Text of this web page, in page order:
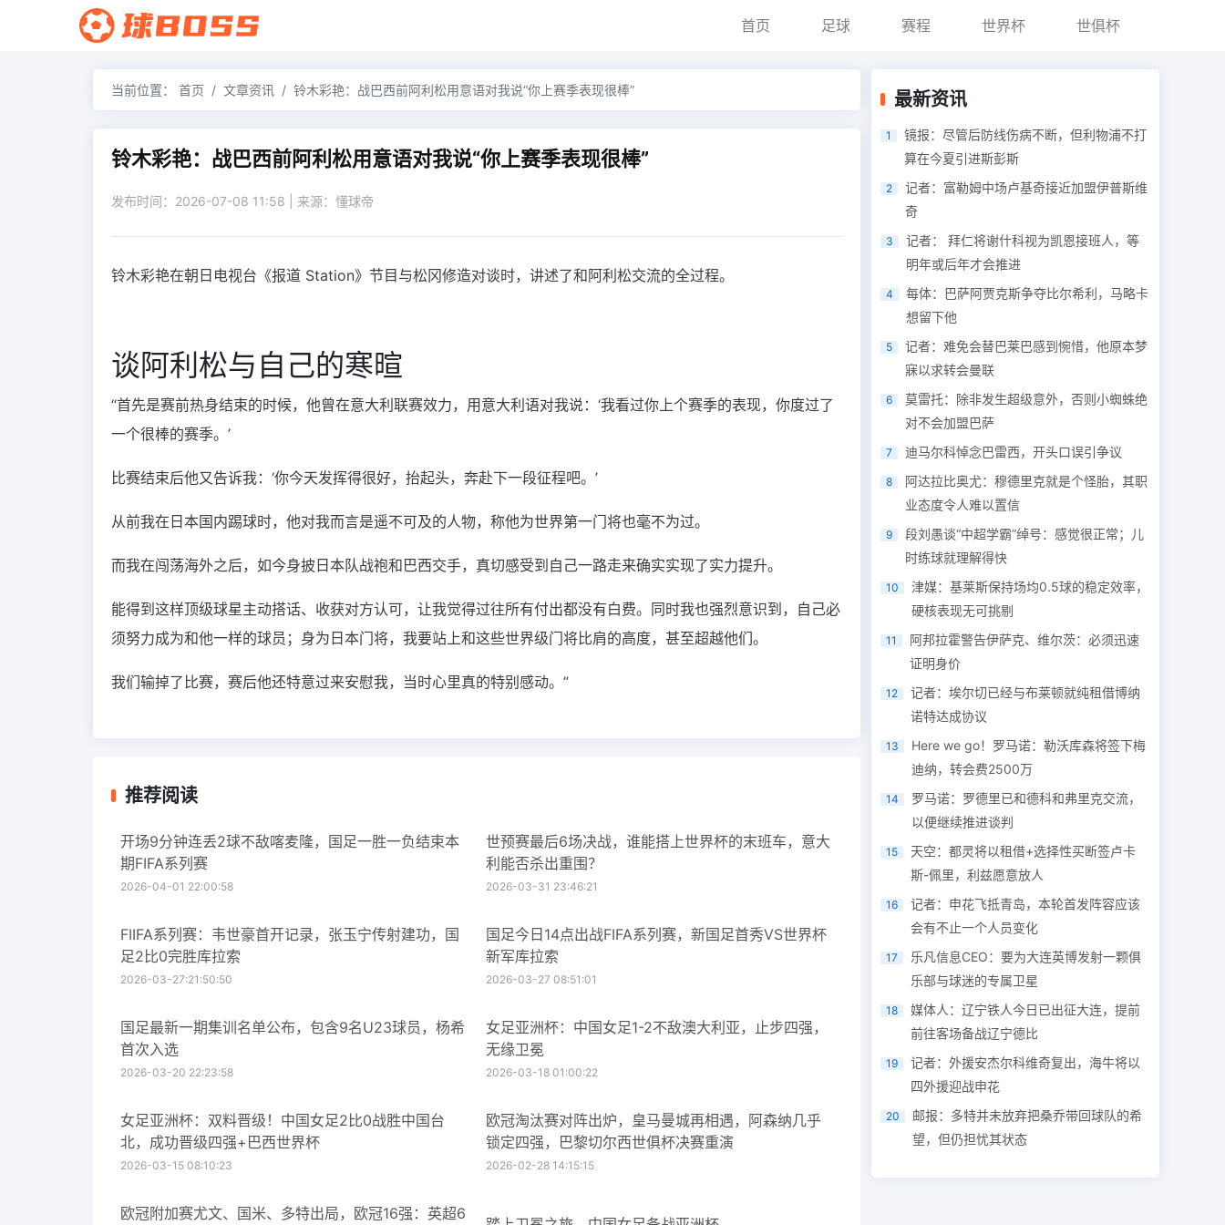
首页 足球 赛程 世界杯 世俱杯
当前位置： 首页 文章资讯 铃木彩艳：战巴西前阿利松用意语对我说“你上赛季表现很棒”
铃木彩艳：战巴西前阿利松用意语对我说“你上赛季表现很棒”
发布时间：2026-07-08 11:58 | 来源：懂球帝
铃木彩艳在朝日电视台《报道 Station》节目与松冈修造对谈时，讲述了和阿利松交流的全过程。
谈阿利松与自己的寒暄
“首先是赛前热身结束的时候，他曾在意大利联赛效力，用意大利语对我说：‘我看过你上个赛季的表现，你度过了
一个很棒的赛季。’
比赛结束后他又告诉我：‘你今天发挥得很好，抬起头，奔赴下一段征程吧。’
从前我在日本国内踢球时，他对我而言是遥不可及的人物，称他为世界第一门将也毫不为过。
而我在闯荡海外之后，如今身披日本队战袍和巴西交手，真切感受到自己一路走来确实实现了实力提升。
能得到这样顶级球星主动搭话、收获对方认可，让我觉得过往所有付出都没有白费。同时我也强烈意识到，自己必
须努力成为和他一样的球员；身为日本门将，我要站上和这些世界级门将比肩的高度，甚至超越他们。
我们输掉了比赛，赛后他还特意过来安慰我，当时心里真的特别感动。”
推荐阅读
开场9分钟连丢2球不敌喀麦隆，国足一胜一负结束本
期FIFA系列赛
2026-04-01 22:00:58
世预赛最后6场决战，谁能搭上世界杯的末班车，意大
利能否杀出重围？
2026-03-31 23:46:21
FIIFA系列赛：韦世豪首开记录，张玉宁传射建功，国
足2比0完胜库拉索
2026-03-27:21:50:50
国足今日14点出战FIFA系列赛，新国足首秀VS世界杯
新军库拉索
2026-03-27 08:51:01
国足最新一期集训名单公布，包含9名U23球员，杨希
首次入选
2026-03-20 22:23:58
女足亚洲杯：中国女足1-2不敌澳大利亚，止步四强，
无缘卫冕
2026-03-18 01:00:22
女足亚洲杯：双料晋级！中国女足2比0战胜中国台
北，成功晋级四强+巴西世界杯
2026-03-15 08:10:23
欧冠淘汰赛对阵出炉，皇马曼城再相遇，阿森纳几乎
锁定四强，巴黎切尔西世俱杯决赛重演
2026-02-28 14:15:15
欧冠附加赛尤文、国米、多特出局，欧冠16强：英超6
最新资讯
1
镜报：尽管后防线伤病不断，但利物浦不打
算在今夏引进斯彭斯
2
记者：富勒姆中场卢基奇接近加盟伊普斯维
奇
3
记者： 拜仁将谢什科视为凯恩接班人，等
明年或后年才会推进
4
每体：巴萨阿贾克斯争夺比尔希利，马略卡
想留下他
5
记者：难免会替巴莱巴感到惋惜，他原本梦
寐以求转会曼联
6
莫雷托：除非发生超级意外，否则小蜘蛛绝
对不会加盟巴萨
7 迪马尔科悼念巴雷西，开头口误引争议
8
阿达拉比奥尤：穆德里克就是个怪胎，其职
业态度令人难以置信
9
段刘愚谈“中超学霸”绰号：感觉很正常；儿
时练球就理解得快
10
津媒：基莱斯保持场均0.5球的稳定效率，
硬核表现无可挑剔
11
阿邦拉霍警告伊萨克、维尔茨：必须迅速
证明身价
12
记者：埃尔切已经与布莱顿就纯租借博纳
诺特达成协议
13
Here we go！罗马诺：勒沃库森将签下梅
迪纳，转会费2500万
14
罗马诺：罗德里已和德科和弗里克交流，
以便继续推进谈判
15
天空：都灵将以租借+选择性买断签卢卡
斯-佩里，利兹愿意放人
16
记者：申花飞抵青岛，本轮首发阵容应该
会有不止一个人员变化
17
乐凡信息CEO：要为大连英博发射一颗俱
乐部与球迷的专属卫星
18
媒体人：辽宁铁人今日已出征大连，提前
前往客场备战辽宁德比
19
记者：外援安杰尔科维奇复出，海牛将以
四外援迎战申花
20
邮报：多特并未放弃把桑乔带回球队的希
望，但仍担忧其状态